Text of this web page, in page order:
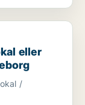
till
eller
/